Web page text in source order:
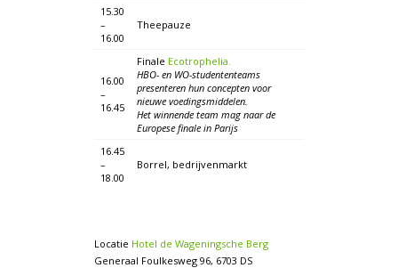
15.30
–
16.00
Theepauze
16.00
–
16.45
Finale Ecotrophelia.
HBO- en WO-studententeams
presenteren hun concepten voor
nieuwe voedingsmiddelen.
Het winnende team mag naar de
Europese finale in Parijs
16.45
–
18.00
Borrel, bedrijvenmarkt
Locatie Hotel de Wageningsche Berg
Generaal Foulkesweg 96, 6703 DS